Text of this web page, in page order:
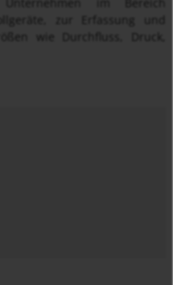
zur Erfassung und
wie Durchfluss, Druck,